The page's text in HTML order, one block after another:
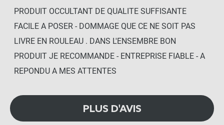
PRODUIT OCCULTANT DE QUALITE SUFFISANTE
FACILE A POSER - DOMMAGE QUE CE NE SOIT PAS
LIVRE EN ROULEAU . DANS L'ENSEMBRE BON
PRODUIT JE RECOMMANDE - ENTREPRISE FIABLE - A
REPONDU A MES ATTENTES
PLUS D'AVIS